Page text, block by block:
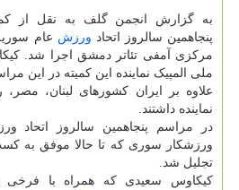
به گزارش انجمن گلف به نقل از
پنجاهمین سالروز اتحاد ورزش عام
مرکزی آمفی تئاتر دمشق اجرا شد.
ملی المپیک نماینده این کمیته در این
علاوه بر ایران کشورهای لبنان،
نماینده داشتند.
در مراسم پنجاهمین سالروز اتحاد
ورزشکار سوری که تا حالا موفق به
تجلیل شد.
کیکاوس سعیدی که همراه با